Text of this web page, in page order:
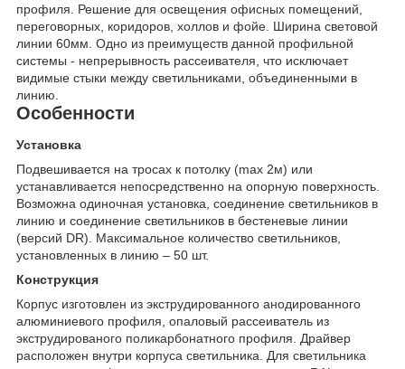
профиля. Решение для освещения офисных помещений,
переговорных, коридоров, холлов и фойе. Ширина световой
линии 60мм. Одно из преимуществ данной профильной
системы - непрерывность рассеивателя, что исключает
видимые стыки между светильниками, объединенными в
линию.
Особенности
Установка
Подвешивается на тросах к потолку (max 2м) или
устанавливается непосредственно на опорную поверхность.
Возможна одиночная установка, соединение светильников в
линию и соединение светильников в бестеневые линии
(версий DR). Максимальное количество светильников,
установленных в линию – 50 шт.
Конструкция
Корпус изготовлен из экструдированного анодированного
алюминиевого профиля, опаловый рассеиватель из
экструдированого поликарбонатного профиля. Драйвер
расположен внутри корпуса светильника. Для светильника